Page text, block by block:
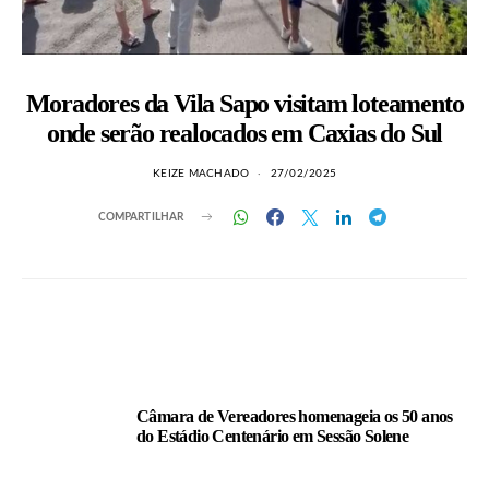
Moradores da Vila Sapo visitam loteamento
onde serão realocados em Caxias do Sul
KEIZE MACHADO 27/02/2025
COMPARTILHAR
Câmara de Vereadores homenageia os 50 anos
do Estádio Centenário em Sessão Solene